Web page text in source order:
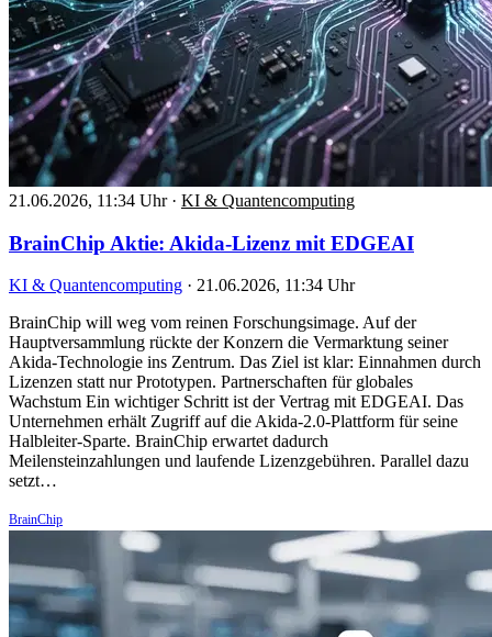
21.06.2026, 11:34 Uhr · KI & Quantencomputing
BrainChip Aktie: Akida-Lizenz mit EDGEAI
KI & Quantencomputing · 21.06.2026, 11:34 Uhr
BrainChip will weg vom reinen Forschungsimage. Auf der
Hauptversammlung rückte der Konzern die Vermarktung seiner
Akida-Technologie ins Zentrum. Das Ziel ist klar: Einnahmen durch
Lizenzen statt nur Prototypen. Partnerschaften für globales
Wachstum Ein wichtiger Schritt ist der Vertrag mit EDGEAI. Das
Unternehmen erhält Zugriff auf die Akida-2.0-Plattform für seine
Halbleiter-Sparte. BrainChip erwartet dadurch
Meilensteinzahlungen und laufende Lizenzgebühren. Parallel dazu
setzt…
BrainChip